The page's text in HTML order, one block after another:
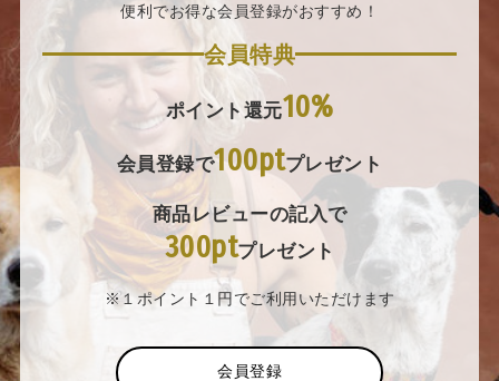
便利でお得な会員登録がおすすめ！
会員特典
ポイント還元10%
会員登録で100ptプレゼント
商品レビューの記入で
300ptプレゼント
※１ポイント１円でご利用いただけます
会員登録